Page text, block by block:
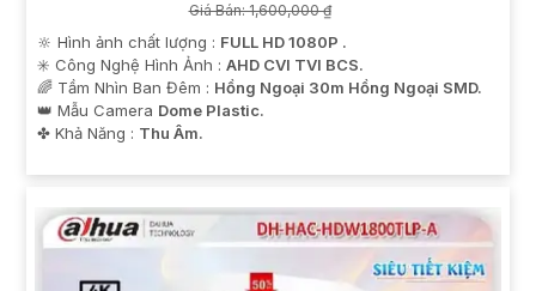
Giá Bán: 1,600,000 ₫
🔆 Hình ảnh chất lượng : FULL HD 1080P .
✳️ Công Nghệ Hình Ảnh : AHD CVI TVI BCS.
🌈 Tầm Nhìn Ban Đêm : Hồng Ngoại 30m Hồng Ngoại SMD.
👑 Mẫu Camera Dome Plastic.
️✤ Khả Năng : Thu Âm.